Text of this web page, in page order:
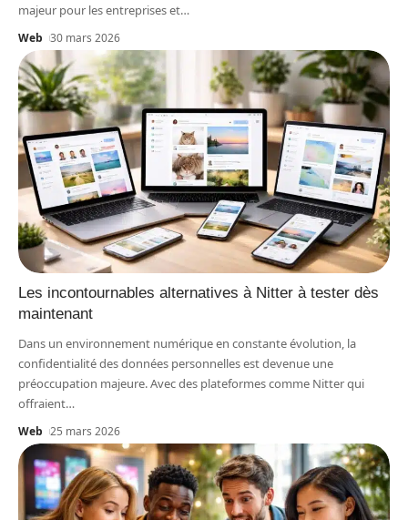
majeur pour les entreprises et…
Web 30 mars 2026
Les incontournables alternatives à Nitter à tester dès
maintenant
Dans un environnement numérique en constante évolution, la
confidentialité des données personnelles est devenue une
préoccupation majeure. Avec des plateformes comme Nitter qui
offraient…
Web 25 mars 2026